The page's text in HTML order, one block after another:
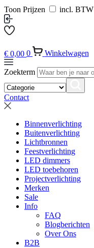
Toon Prijzen incl. BTW
€ 0,00 0 Winkelwagen
Zoekterm
Contact
Binnenverlichting
Buitenverlichting
Lichtbronnen
Feestverlichting
LED dimmers
LED toebehoren
Projectverlichting
Merken
Sale
Info
FAQ
Blogberichten
Over Ons
B2B